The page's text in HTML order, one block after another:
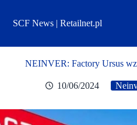
treściSCF News | Retailnet.pl
NEINVER: Factory Ursus
10/06/2024